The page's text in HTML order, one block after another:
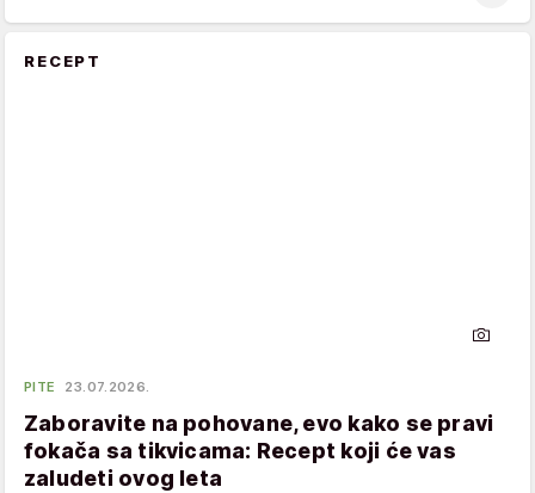
RECEPT
PITE 23.07.2026.
Zaboravite na pohovane, evo kako se pravi
fokača sa tikvicama: Recept koji će vas
zaludeti ovog leta